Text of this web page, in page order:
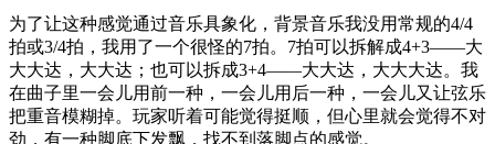
为了让这种感觉通过音乐具象化，背景音乐我没用常规的4/4
拍或3/4拍，我用了一个很怪的7拍。7拍可以拆解成4+3——大
大大达，大大达；也可以拆成3+4——大大达，大大大达。我
在曲子里一会儿用前一种，一会儿用后一种，一会儿又让弦乐
把重音模糊掉。玩家听着可能觉得挺顺，但心里就会觉得不对
劲，有一种脚底下发飘，找不到落脚点的感觉。